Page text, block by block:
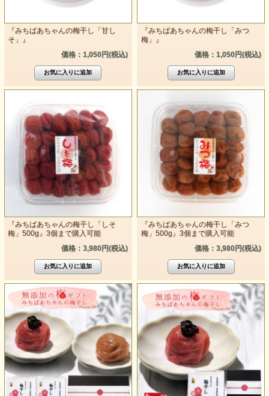
『みちばあちゃんの梅干し「甘し
そ」』
価格：1,050円(税込)
『みちばあちゃんの梅干し「みつ
梅」』
価格：1,050円(税込)
『みちばあちゃんの梅干し「しそ
梅」500g』3個まで購入可能
価格：3,980円(税込)
『みちばあちゃんの梅干し「みつ
梅」500g』3個まで購入可能
価格：3,980円(税込)